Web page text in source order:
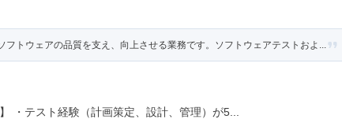
フトウェアの品質を支え、向上させる業務です。ソフトウェアテストおよ...
・テスト経験（計画策定、設計、管理）が5...